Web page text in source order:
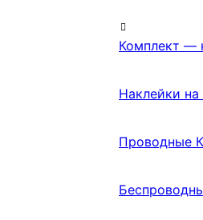
Комплект —
Наклейки на
Проводные